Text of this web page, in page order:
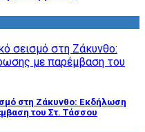
στη Ζάκυνθο: Εκδήλωση
του Στ. Τάσσου